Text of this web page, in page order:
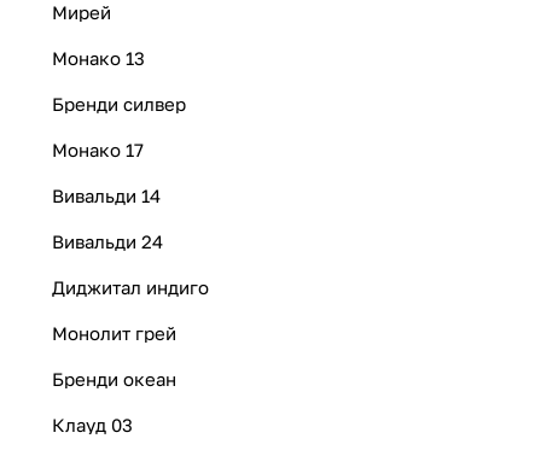
Мирей
Монако 13
Бренди силвер
Монако 17
Вивальди 14
Вивальди 24
Диджитал индиго
Монолит грей
Бренди океан
Клауд 03